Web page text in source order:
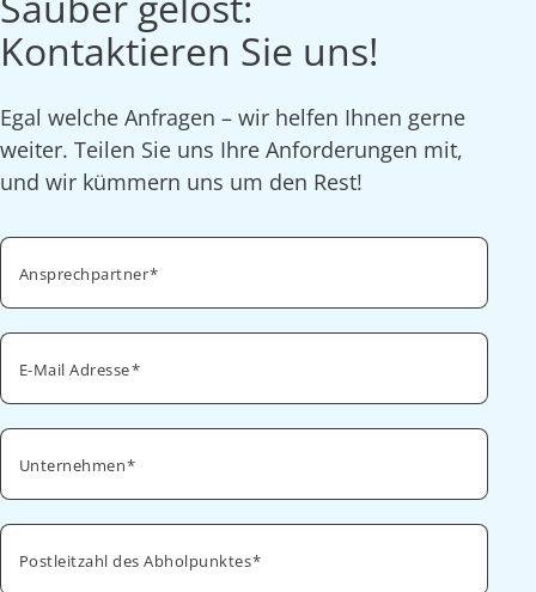
Kontaktieren Sie uns!
Egal welche Anfragen – wir helfen Ihnen gerne
weiter. Teilen Sie uns Ihre Anforderungen mit,
und wir kümmern uns um den Rest!
Ansprechpartner
E-Mail Adresse
Unternehmen
Postleitzahl des Abholpunktes